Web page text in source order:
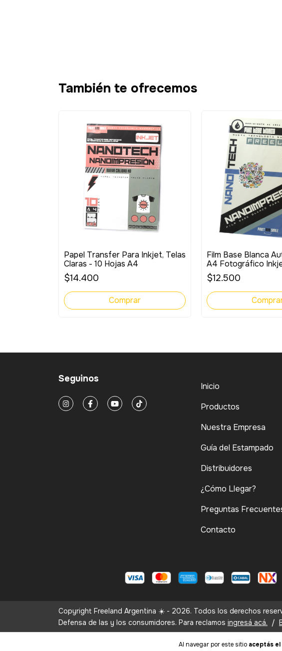
Al navegar por este sitio aceptás
También te ofrecemos
Papel Transfer Para Inkjet, Telas
Claras - 10 Hojas A4
$14.400
Film Base Blanca
A4 Fotográfico
Uninades
$12.500
Seguinos
Inicio
Productos
Nuestra Empresa
Guía del Estampado
Distribuidores
¿Cómo Llegar?
Preguntas
Contacto
Copyright Freeland Argentina ☀️ - 2026. Todos los derechos
Defensa de las y los consumidores. Para reclamos ingresá acá. /